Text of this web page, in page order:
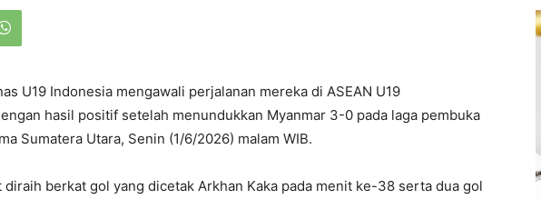
U19 Indonesia mengawali perjalanan mereka di ASEAN U19
hasil positif setelah menundukkan Myanmar 3-0 pada laga pembuka
Sumatera Utara, Senin (1/6/2026) malam WIB.
diraih berkat gol yang dicetak Arkhan Kaka pada menit ke-38 serta dua gol